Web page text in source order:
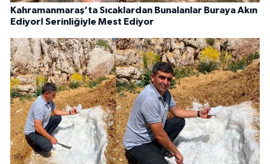
Kahramanmaraş’ta Sıcaklardan Bunalanlar Buraya Akın
Ediyor! Serinliğiyle Mest Ediyor